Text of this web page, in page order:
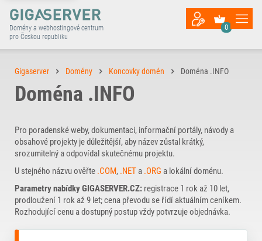
Domény a webhostingové centrum
pro Českou republiku
0
Gigaserver Domény Koncovky domén Doména .INFO
Doména .INFO
Pro poradenské weby, dokumentaci, informační portály, návody a
obsahové projekty je důležitější, aby název zůstal krátký,
srozumitelný a odpovídal skutečnému projektu.
U stejného názvu ověřte .COM, .NET a .ORG a lokální doménu.
Parametry nabídky GIGASERVER.CZ: registrace 1 rok až 10 let,
prodloužení 1 rok až 9 let; cena převodu se řídí aktuálním ceníkem.
Rozhodující cenu a dostupný postup vždy potvrzuje objednávka.